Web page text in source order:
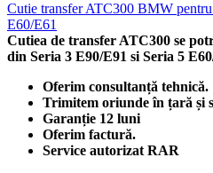
Cutie transfer ATC300 BMW
E60/E61
Cutiea de transfer ATC300 se
din Seria 3 E90/E91 si Seria 5
Oferim consultanță tehnică.
Trimitem oriunde în țară și
Garanție 12 luni
Oferim factură.
Service autorizat RAR